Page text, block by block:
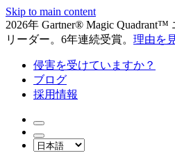
Skip to main content
2026年 Gartner® Magic
リーダー。6年連続受賞。 理由を
侵害を受けていますか？
ブログ
採用情報